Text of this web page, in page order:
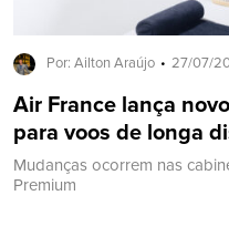
Por: Ailton Araújo 27/07/
Air France lança
para voos de longa
Mudanças ocorrem nas
Premium